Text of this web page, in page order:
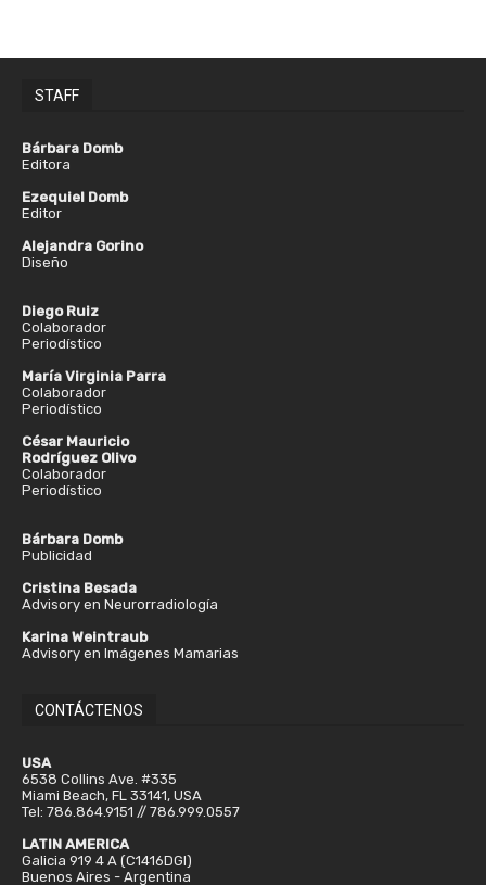
STAFF
Bárbara Domb
Editora
Ezequiel Domb
Editor
Alejandra Gorino
Diseño
Diego Ruiz
Colaborador
Periodístico
María Virginia Parra
Colaborador
Periodístico
César Mauricio
Rodríguez Olivo
Colaborador
Periodístico
Bárbara Domb
Publicidad
Cristina Besada
Advisory en Neurorradiología
Karina Weintraub
Advisory en Imágenes Mamarias
CONTÁCTENOS
USA
6538 Collins Ave. #335
Miami Beach, FL 33141, USA
Tel: 786.864.9151 // 786.999.0557
LATIN AMERICA
Galicia 919 4 A (C1416DGI)
Buenos Aires - Argentina